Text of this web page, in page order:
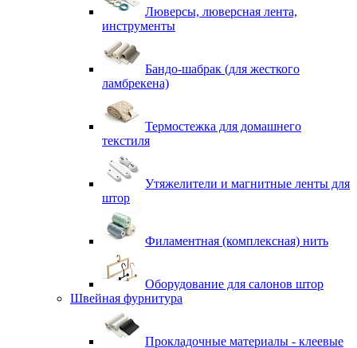
Люверсы, люверсная лента,
инструменты
Бандо-шабрак (для жесткого
ламбрекена)
Термостежка для домашнего
текстиля
Утяжелители и магнитные ленты для
штор
Филаментная (комплексная) нить
Оборудование для салонов штор
Швейная фурнитура
Прокладочные материалы - клеевые